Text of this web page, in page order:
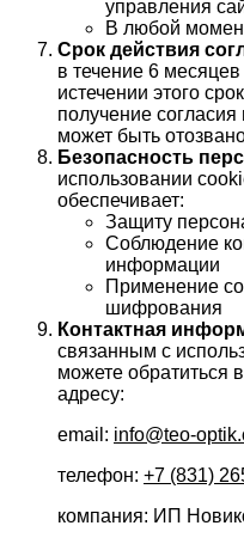
управления
В любой
Срок действия
в течение 6
истечении этого
получение
может быть
Безопасность
использовании
обеспечивает:
Защиту
Соблюдение
информации
Применение
шифрования
Контактная
связанным с
можете обратиться
адресу:
email: info@teo-
телефон: +7 (831)
компания: ИП